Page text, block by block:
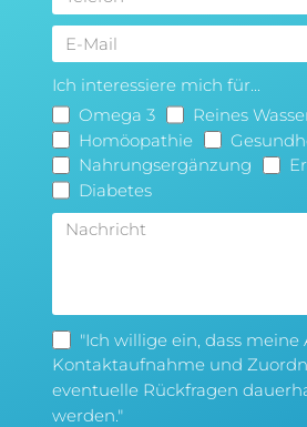
Ich interessiere mich für...
Omega 3
Reines
Homöopathie
Nahrungsergänzung
Diabetes
"Ich willige ein, dass
Kontaktaufnahme und
eventuelle Rückfragen
werden."